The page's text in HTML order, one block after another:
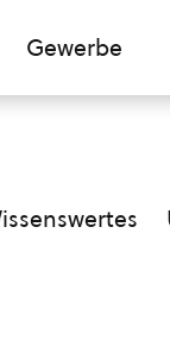
Gewerbe